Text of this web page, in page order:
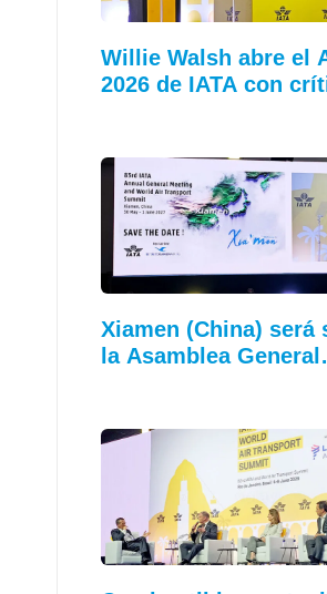
Willie Walsh abre el
2026 de IATA con
Xiamen (China) será
la Asamblea